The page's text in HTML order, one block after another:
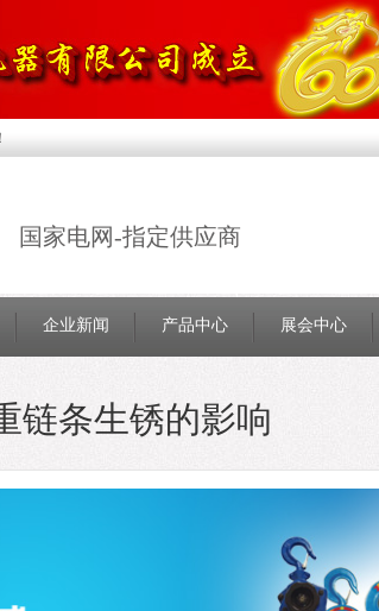
国家电网-指定供应商
企业新闻 产品中心 展会中心
链条生锈的影响